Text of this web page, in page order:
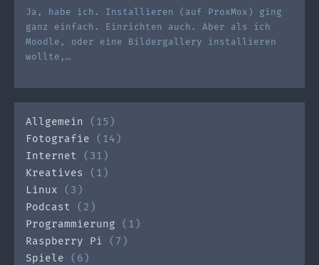
Ja, habe ich. Installieren (auf ProxMox) ging
ganz einfach. Einrichten auch. Aber als ich
Moodle, oder eine Bildergallery installieren
wollte,…
Allgemein (15)
Fotografie (14)
Internet (31)
Kreatives
(1)
Linux (3)
Podcast (2)
Programmierung (1)
Raspberry Pi (7)
Spiele (6)